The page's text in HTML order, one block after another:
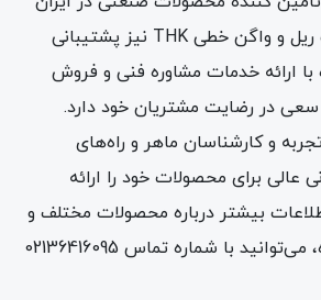
است که از محصولات ریل و واگن خطی THK نیز پشتیبانی
ارائه خدمات مشاوره فنی و فروش
در رضایت مشتریان خود دارد.
و کارشناسان ماهر و راه‌های
عالی برای محصولات خود را ارائه
بیشتر درباره محصولات مختلف و
خدمات شرکت تن زره، می‌توانید با شماره تماس 02136416095